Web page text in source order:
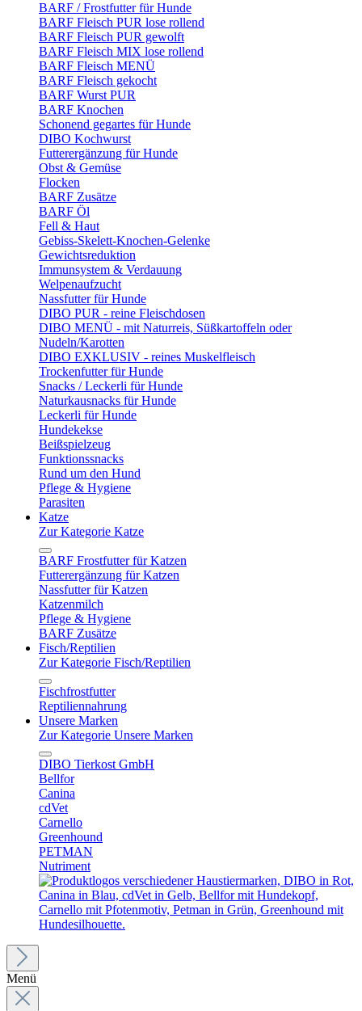
BARF / Frostfutter für Hunde
BARF Fleisch PUR lose rollend
BARF Fleisch PUR gewolft
BARF Fleisch MIX lose rollend
BARF Fleisch MENÜ
BARF Fleisch gekocht
BARF Wurst PUR
BARF Knochen
Schonend gegartes für Hunde
DIBO Kochwurst
Futterergänzung für Hunde
Obst & Gemüse
Flocken
BARF Zusätze
BARF Öl
Fell & Haut
Gebiss-Skelett-Knochen-Gelenke
Gewichtsreduktion
Immunsystem & Verdauung
Welpenaufzucht
Nassfutter für Hunde
DIBO PUR - reine Fleischdosen
DIBO MENÜ - mit Naturreis, Süßkartoffeln oder
Nudeln/Karotten
DIBO EXKLUSIV - reines Muskelfleisch
Trockenfutter für Hunde
Snacks / Leckerli für Hunde
Naturkausnacks für Hunde
Leckerli für Hunde
Hundekekse
Beißspielzeug
Funktionssnacks
Rund um den Hund
Pflege & Hygiene
Parasiten
Katze
Zur Kategorie Katze
BARF Frostfutter für Katzen
Futterergänzung für Katzen
Nassfutter für Katzen
Katzenmilch
Pflege & Hygiene
BARF Zusätze
Fisch/Reptilien
Zur Kategorie Fisch/Reptilien
Fischfrostfutter
Reptiliennahrung
Unsere Marken
Zur Kategorie Unsere Marken
DIBO Tierkost GmbH
Bellfor
Canina
cdVet
Carnello
Greenhound
PETMAN
Nutriment
Menü